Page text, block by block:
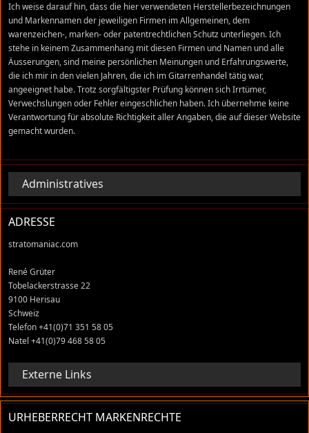
Ich weise darauf hin, dass die hier verwendeten Herstellerbezeichnungen
und Markennamen der jeweiligen Firmen im Allgemeinen, dem
warenzeichen-, marken- oder patentrechtlichen Schutz unterliegen. Ich
stehe in keinem Zusammenhang mit diesen Firmen und Namen und alle
Äusserungen, sind meine persönlichen Meinungen und Erfahrungswerte,
die ich mir in den vielen Jahren, die ich im Gitarrenhandel tätig war,
angeeignet habe. Trotz sorgfältigster Prüfung können sich Irrtümer,
Verwechslungen oder Fehler eingeschlichen haben. Ich übernehme keine
Verantwortung für absolute Richtigkeit aller Angaben, die auf dieser Website
gemacht wurden.
Administratives
ADRESSE
stratomaniac.com
René Grüter
Tobelackerstrasse 22
9100 Herisau
Schweiz
Telefon +41(0)71 351 58 05
Natel +41(0)79 468 58 05
Externe Links
URHEBERRECHT MARKENRECHTE